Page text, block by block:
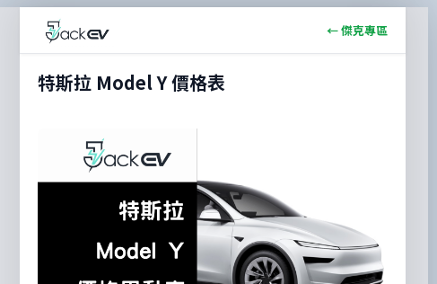
← 傑克專區
特斯拉 Model Y 價格表